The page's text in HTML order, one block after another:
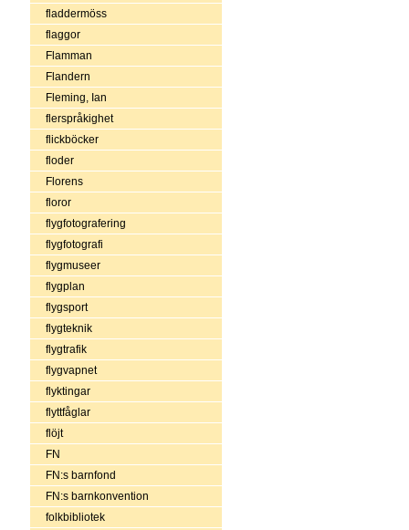
fladdermöss
flaggor
Flamman
Flandern
Fleming, Ian
flerspråkighet
flickböcker
floder
Florens
floror
flygfotografering
flygfotografi
flygmuseer
flygplan
flygsport
flygteknik
flygtrafik
flygvapnet
flyktingar
flyttfåglar
flöjt
FN
FN:s barnfond
FN:s barnkonvention
folkbibliotek